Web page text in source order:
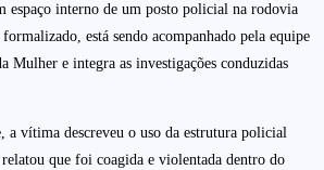
espaço interno de um posto policial na rodovia
está sendo acompanhado pela equipe
Mulher e integra as investigações conduzidas
a vítima descreveu o uso da estrutura policial
que foi coagida e violentada dentro do